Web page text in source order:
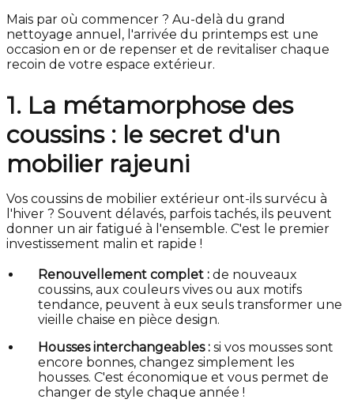
Mais par où commencer ? Au-delà du grand
nettoyage annuel, l'arrivée du printemps est une
occasion en or de repenser et de revitaliser chaque
recoin de votre espace extérieur.
1. La métamorphose des
coussins : le secret d'un
mobilier rajeuni
Vos coussins de mobilier extérieur ont-ils survécu à
l'hiver ? Souvent délavés, parfois tachés, ils peuvent
donner un air fatigué à l'ensemble. C'est le premier
investissement malin et rapide !
Renouvellement complet : de nouveaux
coussins, aux couleurs vives ou aux motifs
tendance, peuvent à eux seuls transformer une
vieille chaise en pièce design.
Housses interchangeables : si vos mousses sont
encore bonnes, changez simplement les
housses. C'est économique et vous permet de
changer de style chaque année !